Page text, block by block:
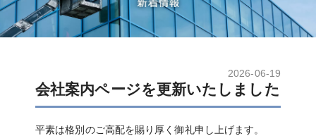
2026-06-19
会社案内ページを更新いたしました
平素は格別のご高配を賜り厚く御礼申し上げます。